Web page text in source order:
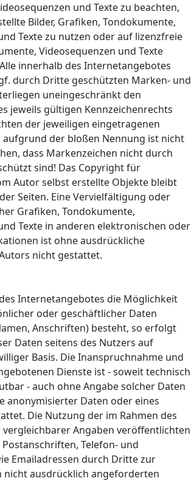
und Texte zu beachten,
Bilder, Grafiken, Tondokumente,
Texte zu nutzen oder auf lizenzfreie
Videosequenzen und Texte
innerhalb des Internetangebotes
durch Dritte geschützten Marken- und
uneingeschränkt den
jeweils gültigen Kennzeichenrechts
der jeweiligen eingetragenen
aufgrund der bloßen Nennung ist nicht
dass Markenzeichen nicht durch
sind! Das Copyright für
Autor selbst erstellte Objekte bleibt
Seiten. Eine Vervielfältigung oder
Grafiken, Tondokumente,
Texte in anderen elektronischen oder
ist ohne ausdrückliche
nicht gestattet.
Internetangebotes die Möglichkeit
oder geschäftlicher Daten
Anschriften) besteht, so erfolgt
Daten seitens des Nutzers auf
Basis. Die Inanspruchnahme und
Dienste ist - soweit technisch
- auch ohne Angabe solcher Daten
anonymisierter Daten oder eines
Die Nutzung der im Rahmen des
Angaben veröffentlichten
Telefon- und
Emailadressen durch Dritte zur
nicht ausdrücklich angeforderten